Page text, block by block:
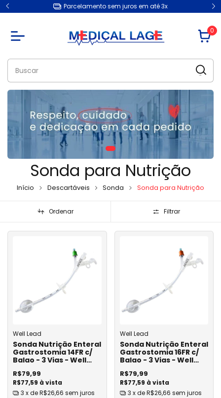
Parcelamento sem juros em até 3x
0
Sonda para Nutrição
Início Descartáveis Sonda Sonda para Nutrição
Ordenar Filtrar
Well Lead
Sonda Nutrição Enteral
Gastrostomia 14FR c/
Balao - 3 Vias - Well
R$77,59 à vista
R$79,99
3 x deR$26,66 sem juros
Well Lead
Sonda Nutrição Enteral
Gastrostomia 16FR c/
Balao - 3 Vias - Well
R$77,59 à vista
R$79,99
3 x deR$26,66 sem juros